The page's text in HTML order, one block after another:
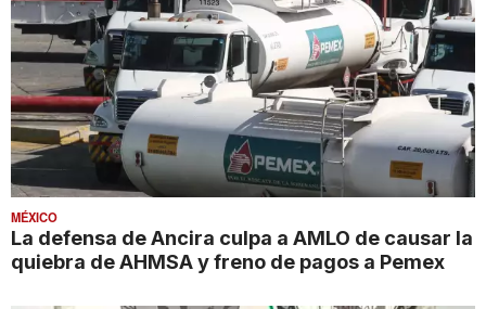
MÉXICO
La defensa de Ancira culpa a AMLO de causar la
quiebra de AHMSA y freno de pagos a Pemex